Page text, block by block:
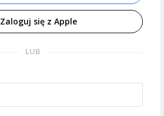
Zaloguj się z Apple
LUB